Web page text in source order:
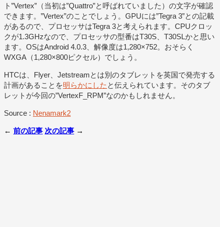
ト”Vertex”（当初は”Quattro”と呼ばれていました）の文字が確認
できます。”Vertex”のことでしょう。GPUには”Tegra 3”との記載
があるので、プロセッサはTegra 3と考えられます。CPUクロッ
クが1.3GHzなので、プロセッサの型番はT30S、T30SLかと思い
ます。OSはAndroid 4.0.3、解像度は1,280×752。おそらく
WXGA（1,280×800ピクセル）でしょう。
HTCは、Flyer、Jetstreamとは別のタブレットを英国で発売する
計画があることを明らかにした と伝えられています。そのタブ
レットが今回の”VertexF_RPM”なのかもしれません。
Source : Nenamark2
← 前の記事 次の記事 →